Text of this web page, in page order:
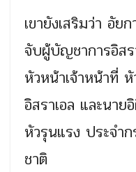
เขายังเสริมว่า อัย
จับผู้บัญชาการอิส
หัวหน้าเจ้าหน้าที่
อิสราเอล และนา
หัวรุนแรง ประจำ
ชาติ